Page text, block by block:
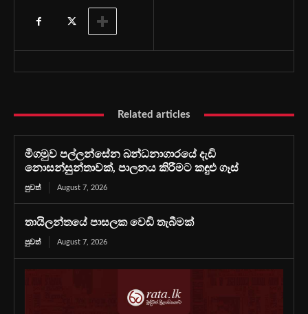
Related articles
මීගමුව පල්ලන්සේන බන්ධනාගාරයේ දැඩි
නොසන්සුන්තාවක්, පාලනය කිරීමට කඳුළු ගෑස්
පුවත් August 7, 2026
තායිලන්තයේ පාසලක වෙඩි තැබීමක්
පුවත් August 7, 2026